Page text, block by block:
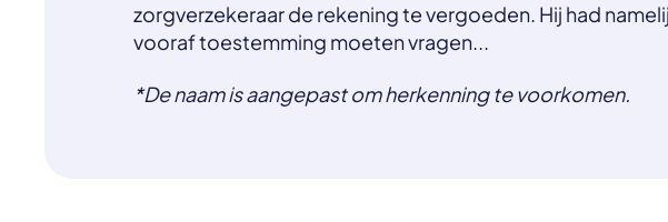
zorgverzekeraar de rekening te vergoeden. Hij had
vooraf toestemming moeten vragen...
*De naam is aangepast om herkenning te voorkomen.